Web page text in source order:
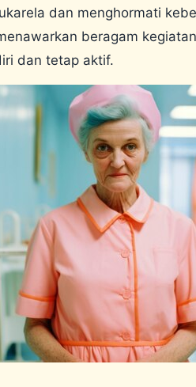
dan menghormati
beragam
dan tetap aktif.